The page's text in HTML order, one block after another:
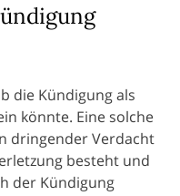
die Kündigung als
könnte. Eine solche
dringender Verdacht
besteht und
der Kündigung